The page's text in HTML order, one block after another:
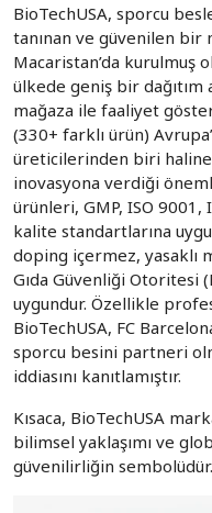
BioTechUSA, sporcu
tanınan ve güvenilen bir
Macaristan’da kurulmuş
ülkede geniş bir dağıtım
mağaza ile faaliyet
(330+ farklı ürün)
üreticilerinden biri
inovasyona verdiği
ürünleri, GMP, ISO 9001,
kalite standartlarına
doping içermez, yasaklı
Gıda Güvenliği Otoritesi
uygundur. Özellikle
BioTechUSA, FC
sporcu besini partneri
iddiasını kanıtlamıştır.
Kısaca, BioTechUSA
bilimsel yaklaşımı ve
güvenilirliğin sembolüdür.